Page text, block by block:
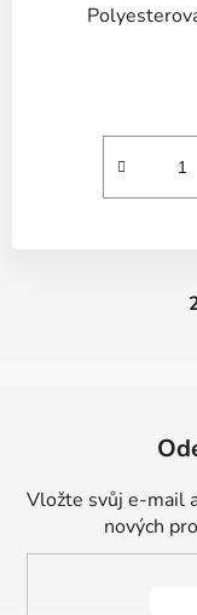
Vložte svůj e-mail
nových